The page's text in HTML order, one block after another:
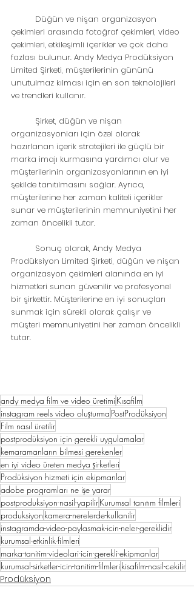
çekimleri arasında fotoğraf çekimleri, video
çekimleri, etkileşimli içerikler ve çok daha
fazlası bulunur. Andy Medya Prodüksiyon
Limited Şirketi, müşterilerinin gününü
unutulmaz kılması için en son teknolojileri
ve trendleri kullanır.
organizasyonları için özel olarak
hazırlanan içerik stratejileri ile güçlü bir
marka imajı kurmasına yardımcı olur ve
müşterilerinin organizasyonlarının en iyi
şekilde tanıtılmasını sağlar. Ayrıca,
müşterilerine her zaman kaliteli içerikler
sunar ve müşterilerinin memnuniyetini her
zaman öncelikli tutar.
Prodüksiyon Limited Şirketi, düğün ve nişan
organizasyon çekimleri alanında en iyi
hizmetleri sunan güvenilir ve profesyonel
bir şirkettir. Müşterilerine en iyi sonuçları
sunmak için sürekli olarak çalışır ve
müşteri memnuniyetini her zaman öncelikli
tutar.
andy medya film ve video üretimiKısafilm
instagram reels video oluşturma PostProdüksiyon
Film nasıl üretilir
postprodüksiyon için gerekli uygulamalar
kemaramanların bilmesi gerekenler
en iyi video üreten medya şirketleri
Prodüksiyon hizmeti için ekipmanlar
adobe programları ne işe yarar
postproduksiyon-nasil-yapilirKurumsal tanıtım filmleri
produksiyon kamera-nerelerde-kullanilir
instagramda-video-paylasmak-icin-neler-gereklidir
kurumsal-etkinlik-filmleri
marka-tanitim-videolari-icin-gerekli-ekipmanlar
kurumsal-sirketler-icin-tanitim-filmlerikisafilm-nasil-cekilir
Prodüksiyon